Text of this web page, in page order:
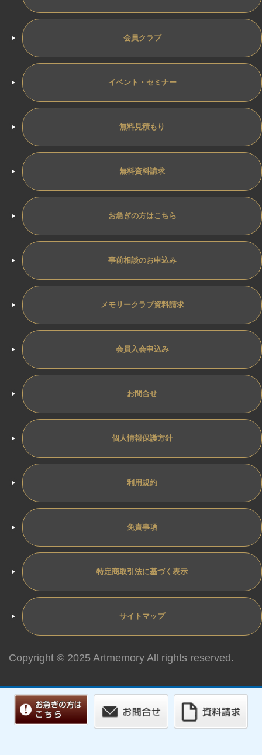
会員クラブ
イベント・セミナー
無料見積もり
無料資料請求
お急ぎの方はこちら
事前相談のお申込み
メモリークラブ資料請求
会員入会申込み
お問合せ
個人情報保護方針
利用規約
免責事項
特定商取引法に基づく表示
サイトマップ
Copyright © 2025 Artmemory All rights reserved.